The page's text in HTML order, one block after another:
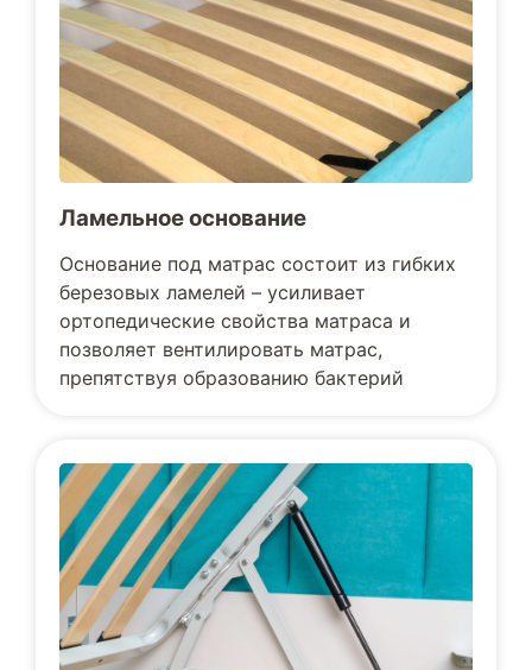
Ламельное основание
Основание под матрас состоит из гибких
березовых ламелей – усиливает
ортопедические свойства матраса и
позволяет вентилировать матрас,
препятствуя образованию бактерий